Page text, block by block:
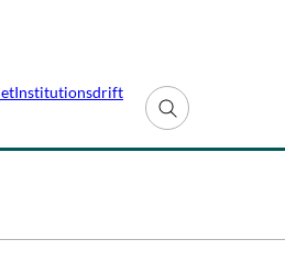
Institutionsdrift
Fold søgefelt ud